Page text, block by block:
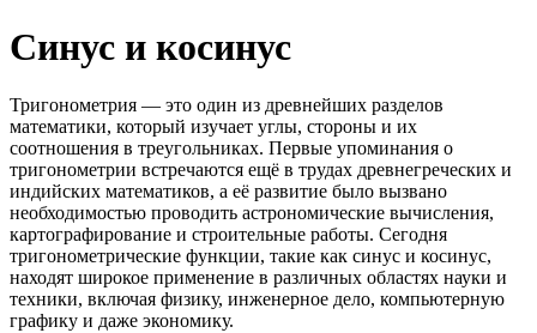
Синус и косинус
Тригонометрия — это один из древнейших разделов
математики, который изучает углы, стороны и их
соотношения в треугольниках. Первые упоминания о
тригонометрии встречаются ещё в трудах древнегреческих и
индийских математиков, а её развитие было вызвано
необходимостью проводить астрономические вычисления,
картографирование и строительные работы. Сегодня
тригонометрические функции, такие как синус и косинус,
находят широкое применение в различных областях науки и
техники, включая физику, инженерное дело, компьютерную
графику и даже экономику.